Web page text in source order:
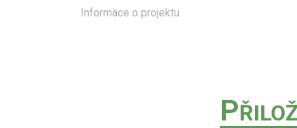
Informace o projektu
P